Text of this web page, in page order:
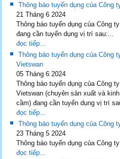
Thông báo tuyển dụng của Công
21 Tháng 6 2024
Thông báo tuyển dụng của Công
đang cần tuyển dụng vị trí sau:...
đọc tiếp...
Thông báo tuyển dụng của Công
Vietswan
05 Tháng 6 2024
Thông báo tuyển dụng của Công
Vietswan (chuyên sản xuất và
cầm) đang cần tuyển dụng vị trí
đọc tiếp...
Thông báo tuyển dụng của Công
23 Tháng 5 2024
Thông báo tuyển dụng của Công
đọc tiếp...